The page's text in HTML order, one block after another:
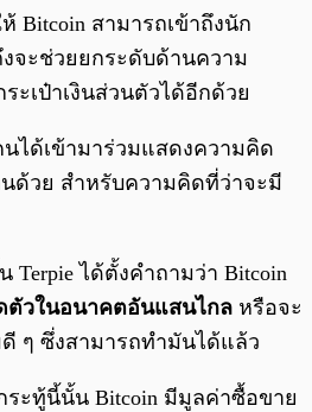
Bitcoin สามารถเข้าถึงนัก
จะช่วยยกระดับด้านความ
ะเป๋าเงินส่วนตัวได้อีกด้วย
ได้เข้ามาร่วมแสดงความคิด
นด้วย สำหรับความคิดที่ว่าจะมี
ได้ตั้งคำถามว่า Bitcoin
ตัวในอนาคตอันแสนไกล หรือจะ
ๆ ซึ่งสามารถทำมันได้แล้ว
ะทู้นี้นั้น Bitcoin มีมูลค่าซื้อขาย